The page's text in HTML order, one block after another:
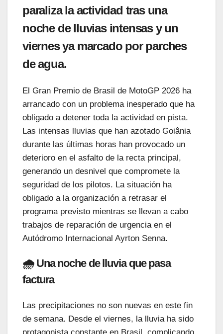
paraliza la actividad tras una
noche de lluvias intensas y un
viernes ya marcado por parches
de agua.
El Gran Premio de Brasil de MotoGP 2026 ha
arrancado con un problema inesperado que ha
obligado a detener toda la actividad en pista.
Las intensas lluvias que han azotado Goiânia
durante las últimas horas han provocado un
deterioro en el asfalto de la recta principal,
generando un desnivel que compromete la
seguridad de los pilotos. La situación ha
obligado a la organización a retrasar el
programa previsto mientras se llevan a cabo
trabajos de reparación de urgencia en el
Autódromo Internacional Ayrton Senna.
🌧️ Una noche de lluvia que pasa
factura
Las precipitaciones no son nuevas en este fin
de semana. Desde el viernes, la lluvia ha sido